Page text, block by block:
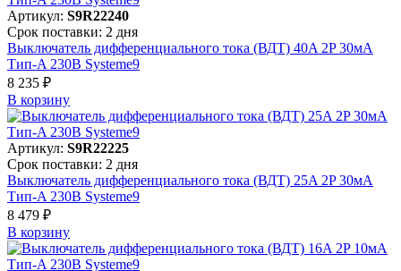
Артикул: S9R22240
Срок поставки: 2 дня
Выключатель дифференциального тока (ВДТ) 40A 2P 30мА
Тип-A 230В Systeme9
8 235 ₽
В корзинy
Артикул: S9R22225
Срок поставки: 2 дня
Выключатель дифференциального тока (ВДТ) 25A 2P 30мА
Тип-A 230В Systeme9
8 479 ₽
В корзинy